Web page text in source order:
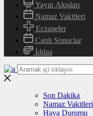
Yayın Akışları
Namaz Vakitleri
Eczaneler
Canlı Sonuçlar
İddaa
Son Dakika
Namaz Vakitleri
Hava Durumu